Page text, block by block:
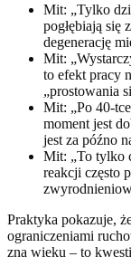
Mit: „Tylko
pogłębiają się
degenerację
Mit:
to efekt pracy
„prostowania
Mit: „Po 40-
moment jest
jest za późno
Mit: „To tylko
reakcji często
Praktyka pokazuje,
ograniczeniami
zna wieku – to